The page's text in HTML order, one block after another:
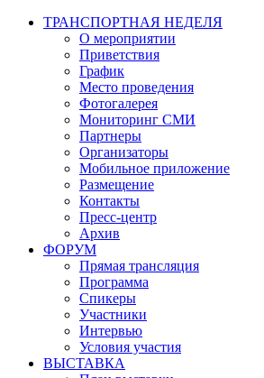
ТРАНСПОРТНАЯ НЕДЕЛЯ
О мероприятии
Приветствия
График
Место проведения
Фотогалерея
Мониторинг СМИ
Партнеры
Организаторы
Мобильное приложение
Размещение
Контакты
Пресс-центр
Архив
ФОРУМ
Прямая трансляция
Программа
Спикеры
Участники
Интервью
Условия участия
ВЫСТАВКА